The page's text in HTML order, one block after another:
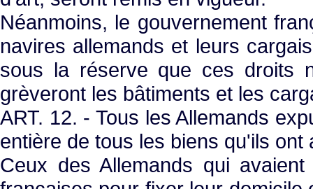
Néanmoins, le gouvernement
navires allemands et leurs
sous la réserve que ces droits
grèveront les bâtiments et les
ART. 12. - Tous les Allemands
entière de tous les biens qu'ils ont
Ceux des Allemands qui